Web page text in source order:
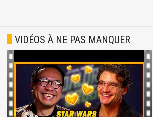
VIDÉOS À NE PAS MANQUER